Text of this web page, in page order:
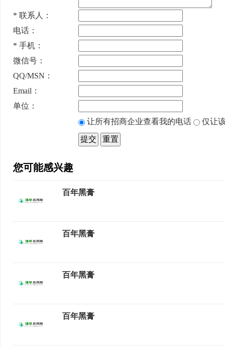
* 联系人：
电话：
* 手机：
微信号：
QQ/MSN：
Email：
单位：
让所有招商企业查看我的电话
仅让
您可能感兴趣
百年黑膏
百年黑膏
百年黑膏
百年黑膏